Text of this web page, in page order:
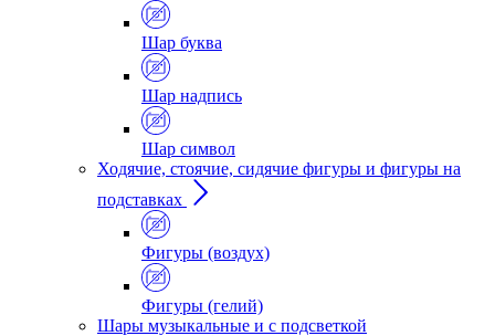
Шар буква
Шар надпись
Шар символ
Ходячие, стоячие, сидячие фигуры и фигуры на
подставках
Фигуры (воздух)
Фигуры (гелий)
Шары музыкальные и с подсветкой